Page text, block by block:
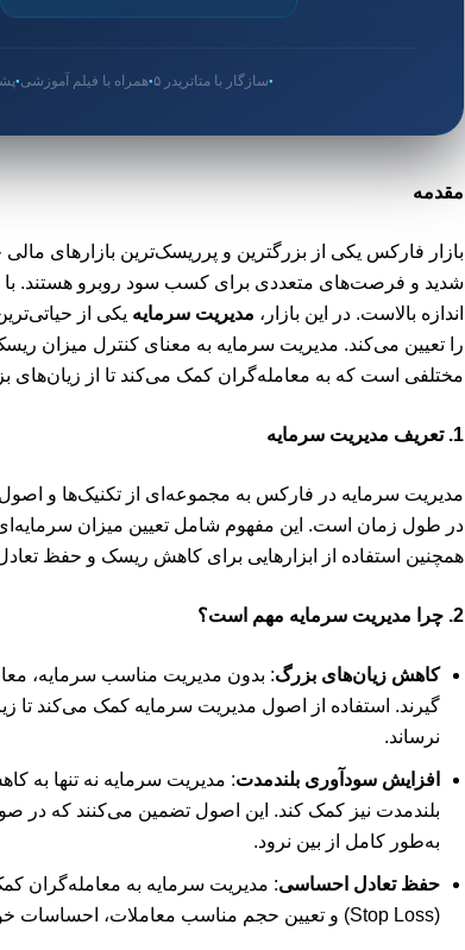
●سازگار با متاتریدر ۵ ●همراه با فیلم آموزشی ●
مقدمه
بازار فارکس یکی از بزرگترین و پرریسک‌ترین بازارهای
شدید و فرصت‌های متعددی برای کسب سود روبرو هستند. با
اندازه بالاست. در این بازار، مدیریت سرمایه یکی از
را تعیین می‌کند. مدیریت سرمایه به معنای کنترل میزان
مختلفی است که به معامله‌گران کمک می‌کند تا از زیان‌های
1. تعریف مدیریت سرمایه
مدیریت سرمایه در فارکس به مجموعه‌ای از تکنیک‌ها و
در طول زمان است. این مفهوم شامل تعیین میزان
همچنین استفاده از ابزارهایی برای کاهش ریسک و حفظ
2. چرا مدیریت سرمایه مهم است؟
کاهش زیان‌های بزرگ: بدون مدیریت مناسب سرمایه،
گیرند. استفاده از اصول مدیریت سرمایه کمک می‌کند تا
نرساند.
افزایش سودآوری بلندمدت: مدیریت سرمایه نه تنها به
بلندمدت نیز کمک کند. این اصول تضمین می‌کنند که در
به‌طور کامل از بین نرود.
حفظ تعادل احساسی: مدیریت سرمایه به معامله‌گران
(Stop Loss) و تعیین حجم مناسب معاملات، احساسات خود را کنترل کرده و از تصمیمات احساسی دوری کنند.